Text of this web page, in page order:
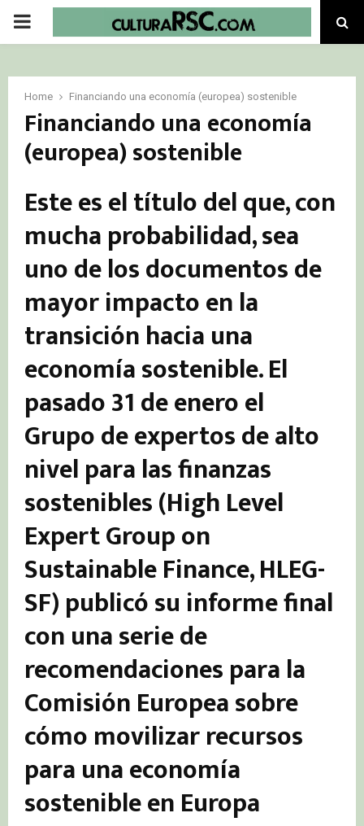
PRIMARY
Home Financiando una economía (europea) sostenible
Financiando una economía
(europea) sostenible
Este es el título del que, con
mucha probabilidad, sea
uno de los documentos de
mayor impacto en la
transición hacia una
economía sostenible. El
pasado 31 de enero el
Grupo de expertos de alto
nivel para las finanzas
sostenibles (High Level
Expert Group on
Sustainable Finance, HLEG-
SF) publicó su informe final
con una serie de
recomendaciones para la
Comisión Europea sobre
cómo movilizar recursos
para una economía
sostenible en Europa